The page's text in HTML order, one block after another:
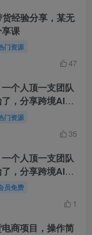
经验分享，某无
课
门资源
47
一个人顶一支团队
，分享跨境AI前
验(更新3月)
门资源
35
一个人顶一支团队
，分享跨境AI前
验(更新3月)
员免费
1
商项目，操作简